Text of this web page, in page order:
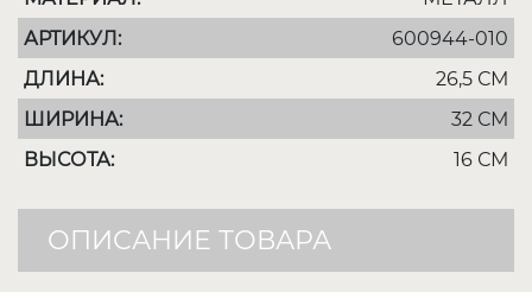
АРТИКУЛ:
600944-010
ДЛИНА:
26,5 СМ
ШИРИНА:
32 СМ
ВЫСОТА:
16 СМ
ОПИСАНИЕ ТОВАРА